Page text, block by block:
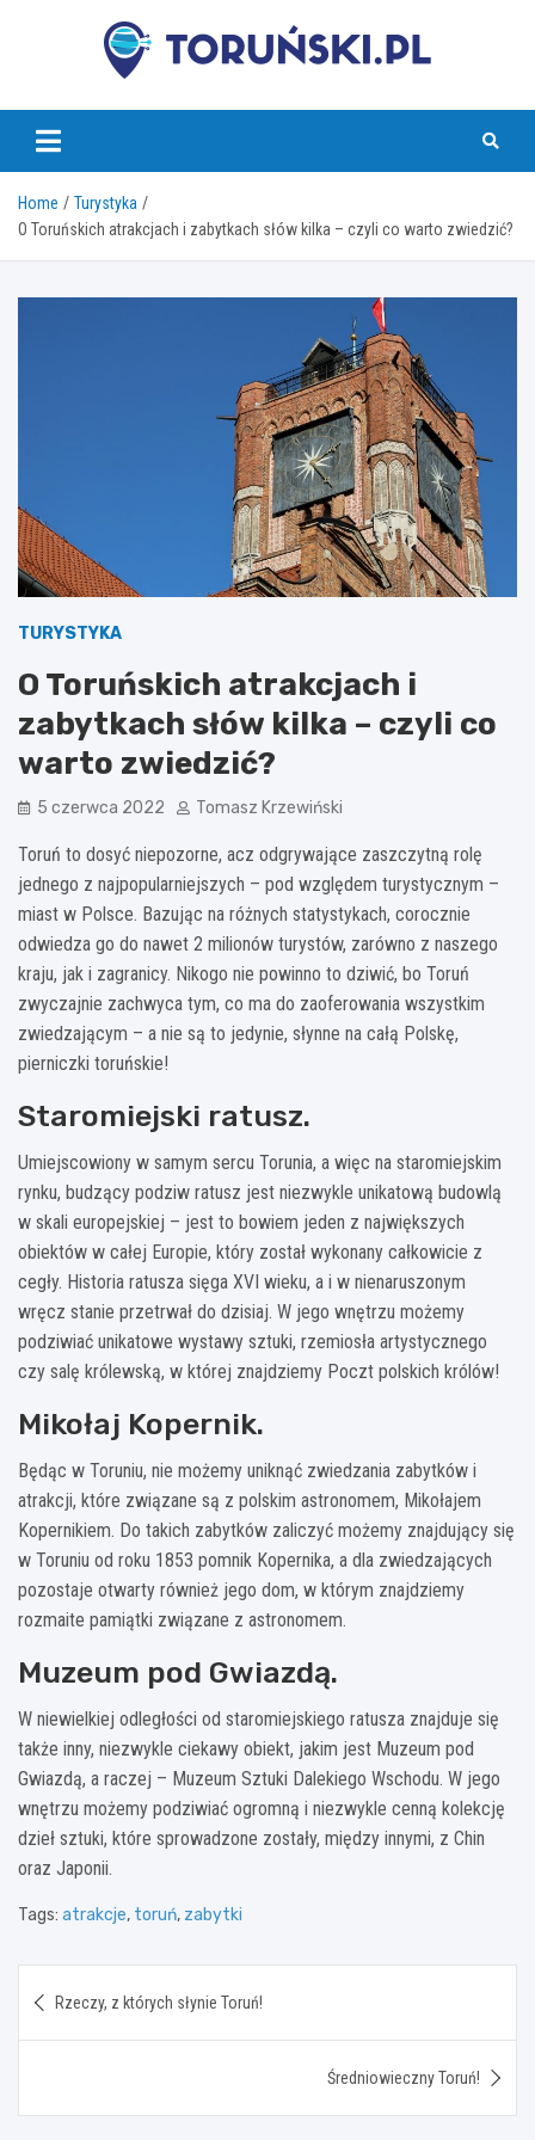
torunski.pl
Home
Turystyka
O Toruńskich atrakcjach i zabytkach słów kilka – czyli co warto zwiedzić?
TURYSTYKA
O Toruńskich atrakcjach i
zabytkach słów kilka – czyli co
warto zwiedzić?
5 czerwca 2022 Tomasz Krzewiński
Toruń to dosyć niepozorne, acz odgrywające zaszczytną rolę
jednego z najpopularniejszych – pod względem turystycznym –
miast w Polsce. Bazując na różnych statystykach, corocznie
odwiedza go do nawet 2 milionów turystów, zarówno z naszego
kraju, jak i zagranicy. Nikogo nie powinno to dziwić, bo Toruń
zwyczajnie zachwyca tym, co ma do zaoferowania wszystkim
zwiedzającym – a nie są to jedynie, słynne na całą Polskę,
pierniczki toruńskie!
Staromiejski ratusz.
Umiejscowiony w samym sercu Torunia, a więc na staromiejskim
rynku, budzący podziw ratusz jest niezwykle unikatową budowlą
w skali europejskiej – jest to bowiem jeden z największych
obiektów w całej Europie, który został wykonany całkowicie z
cegły. Historia ratusza sięga XVI wieku, a i w nienaruszonym
wręcz stanie przetrwał do dzisiaj. W jego wnętrzu możemy
podziwiać unikatowe wystawy sztuki, rzemiosła artystycznego
czy salę królewską, w której znajdziemy Poczt polskich królów!
Mikołaj Kopernik.
Będąc w Toruniu, nie możemy uniknąć zwiedzania zabytków i
atrakcji, które związane są z polskim astronomem, Mikołajem
Kopernikiem. Do takich zabytków zaliczyć możemy znajdujący się
w Toruniu od roku 1853 pomnik Kopernika, a dla zwiedzających
pozostaje otwarty również jego dom, w którym znajdziemy
rozmaite pamiątki związane z astronomem.
Muzeum pod Gwiazdą.
W niewielkiej odległości od staromiejskiego ratusza znajduje się
także inny, niezwykle ciekawy obiekt, jakim jest Muzeum pod
Gwiazdą, a raczej – Muzeum Sztuki Dalekiego Wschodu. W jego
wnętrzu możemy podziwiać ogromną i niezwykle cenną kolekcję
dzieł sztuki, które sprowadzone zostały, między innymi, z Chin
oraz Japonii.
Tags: atrakcje, toruń, zabytki
wpisu
Rzeczy, z których słynie Toruń!
Średniowieczny Toruń!